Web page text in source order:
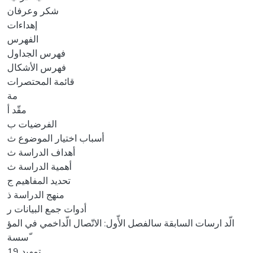
شكر وعرفان
إهداءات
الفهرس
فهرس الجداول
فهرس الأشكال
قائمة المحتصرات
مة
مقّد أ
الفرضيات ب
أسباب اختيار الموضوع ث
أهداف الدراسة ث
أهمية الدراسة ث
تحديد المفاهيم ج
منهج الدراسة ذ
أدوات جمع البيانات ر
الّد ارسات السابقة سالفصل الأّول: الاتّصال الّداخمي في المؤ
ّسسة